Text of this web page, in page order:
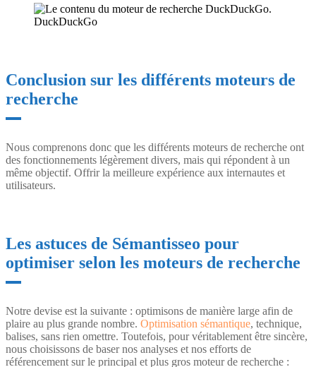
DuckDuckGo
Conclusion sur les différents moteurs de
recherche
Nous comprenons donc que les différents moteurs de recherche ont
des fonctionnements légèrement divers, mais qui répondent à un
même objectif. Offrir la meilleure expérience aux internautes et
utilisateurs.
Les astuces de Sémantisseo pour
optimiser selon les moteurs de recherche
Notre devise est la suivante : optimisons de manière large afin de
plaire au plus grande nombre. Optimisation sémantique, technique,
balises, sans rien omettre. Toutefois, pour véritablement être sincère,
nous choisissons de baser nos analyses et nos efforts de
référencement sur le principal et plus gros moteur de recherche :